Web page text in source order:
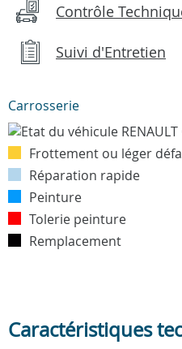
Contrôle
Suivi d'Entretien
Carrosserie
Frottement ou léger
Réparation rapide
Peinture
Tolerie peinture
Remplacement
Caractéristiques